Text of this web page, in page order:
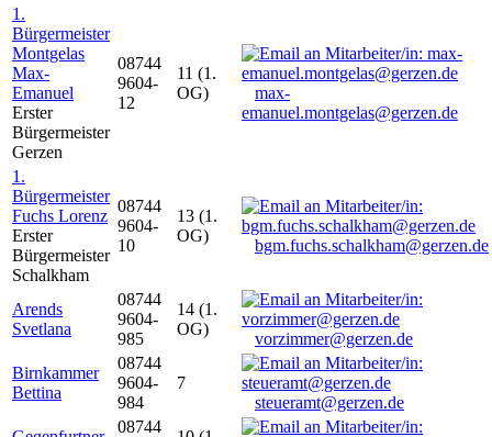
1.
Bürgermeister
Montgelas
Max-
Emanuel
Erster
Bürgermeister
Gerzen
08744
9604-
12
11 (1.
OG)
max-
emanuel.montgelas@gerzen.de
1.
Bürgermeister
Fuchs Lorenz
Erster
Bürgermeister
Schalkham
08744
9604-
10
13 (1.
OG)
bgm.fuchs.schalkham@gerzen.de
Arends
Svetlana
08744
9604-
985
14 (1.
OG)
vorzimmer@gerzen.de
Birnkammer
Bettina
08744
9604-
984
7
steueramt@gerzen.de
08744